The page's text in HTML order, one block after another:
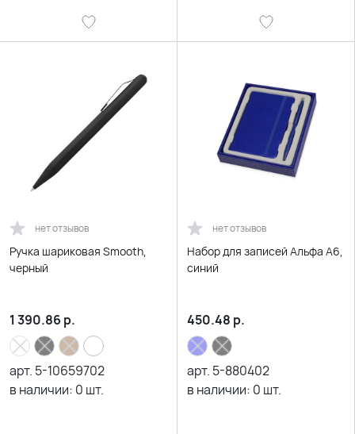
нет отзывов
Ручка шариковая Smooth,
черный
1 390.86 р.
арт. 5-10659702
в наличии: 0 шт.
нет отзывов
Набор для записей Альфа А6,
синий
450.48 р.
арт. 5-880402
в наличии: 0 шт.